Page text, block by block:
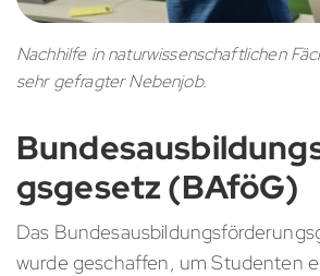
Nachhilfe in naturwissenschaftlichen
sehr gefragter Nebenjob.
gsgesetz (BAföG)
Das
wurde geschaffen, um Studenten